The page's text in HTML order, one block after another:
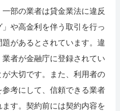
部の業者は貸金業法に違反
や高金利を伴う取引を行っ
があるとされています。違
者が金融庁に登録されてい
大切です。また、利用者の
考にして、信頼できる業者
す。契約前には契約内容を